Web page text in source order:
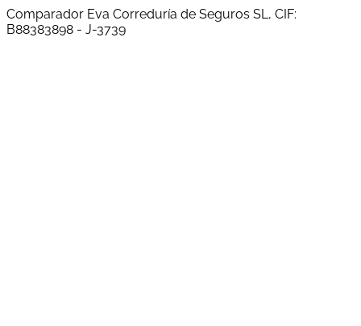
Comparador Eva Correduría de Seguros SL, CIF:
B88383898 - J-3739